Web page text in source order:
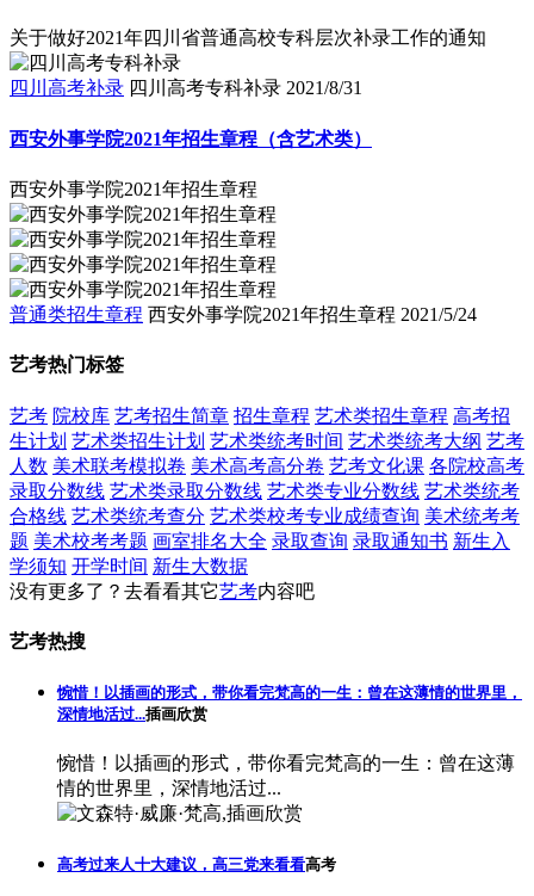
关于做好2021年四川省普通高校专科层次补录工作的通知
四川高考补录 四川高考专科补录 2021/8/31
西安外事学院2021年招生章程（含艺术类）
西安外事学院2021年招生章程
普通类招生章程 西安外事学院2021年招生章程 2021/5/24
艺考热门标签
艺考 院校库 艺考招生简章 招生章程 艺术类招生章程 高考招
生计划 艺术类招生计划 艺术类统考时间 艺术类统考大纲 艺考
人数 美术联考模拟卷 美术高考高分卷 艺考文化课 各院校高考
录取分数线 艺术类录取分数线 艺术类专业分数线 艺术类统考
合格线 艺术类统考查分 艺术类校考专业成绩查询 美术统考考
题 美术校考考题 画室排名大全 录取查询 录取通知书 新生入
学须知 开学时间 新生大数据
没有更多了？去看看其它艺考内容吧
艺考热搜
惋惜！以插画的形式，带你看完梵高的一生：曾在这薄情的世界里，
深情地活过...插画欣赏
惋惜！以插画的形式，带你看完梵高的一生：曾在这薄
情的世界里，深情地活过...
高考过来人十大建议，高三党来看看高考